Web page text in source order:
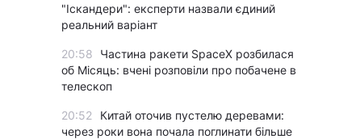
"Іскандери": експерти назвали єдиний
реальний варіант
20:58
Частина ракети SpaceX розбилася
об Місяць: вчені розповіли про побачене в
телескоп
20:52
Китай оточив пустелю деревами:
через роки вона почала поглинати більше